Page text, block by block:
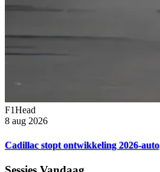
F1Head
8 aug 2026
Cadillac stopt ontwikkeling 2026-